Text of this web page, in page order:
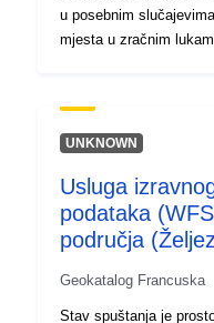
u posebnim
mjesta u zračnim
UNKNOWN
Usluga
podataka
područja
Geokatalog Francuska
Stav spuštanja je